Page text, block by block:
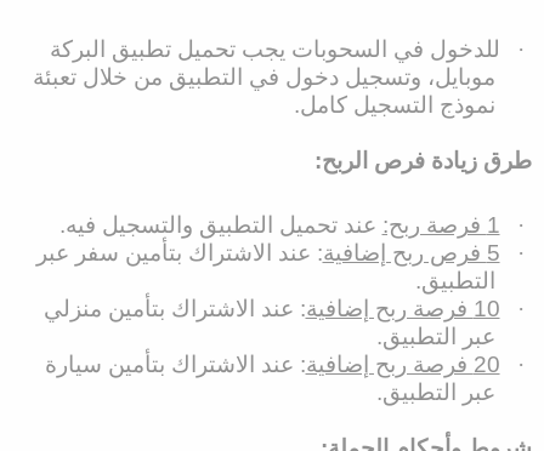
·
للدخول في السحوبات يجب تحميل تطبيق البركة
موبايل، وتسجيل دخول في التطبيق من خلال تعبئة
نموذج التسجيل كامل.
طرق زيادة فرص الربح:
· 1 فرصة ربح:
عند تحميل التطبيق والتسجيل فيه.
·
5 فرص ربح إضافية
: عند الاشتراك بتأمين سفر عبر
التطبيق.
·
10 فرصة ربح إضافية
: عند الاشتراك بتأمين منزلي
عبر التطبيق.
·
20 فرصة ربح إضافية
: عند الاشتراك بتأمين سيارة
عبر التطبيق.